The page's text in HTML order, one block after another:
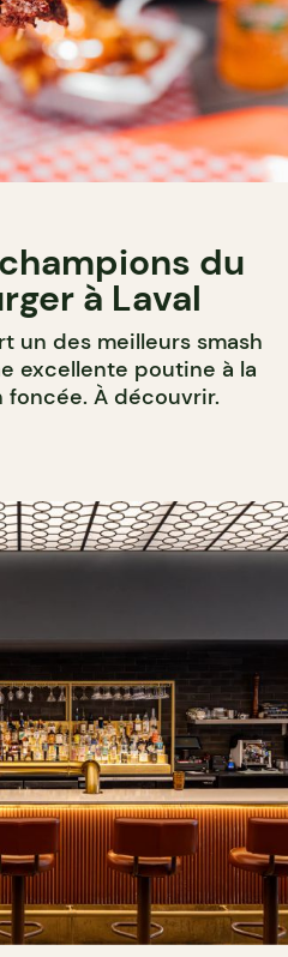
du
à Laval
un des meilleurs smash
excellente poutine à la
À découvrir.